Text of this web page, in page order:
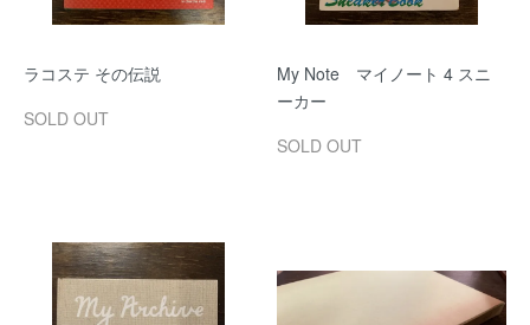
ラコステ その伝説
SOLD OUT
My Note マイノート 4 スニ
ーカー
SOLD OUT